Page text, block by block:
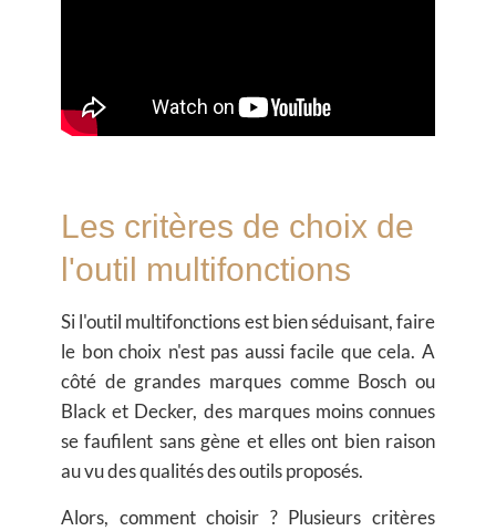
Les critères de choix de
l'outil multifonctions
Si l'outil multifonctions est bien séduisant, faire
le bon choix n'est pas aussi facile que cela. A
côté de grandes marques comme Bosch ou
Black et Decker, des marques moins connues
se faufilent sans gène et elles ont bien raison
au vu des qualités des outils proposés.
Alors, comment choisir ? Plusieurs critères